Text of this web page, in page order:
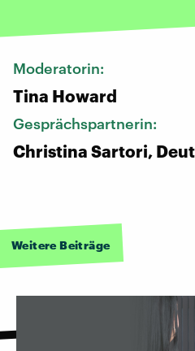
Moderatorin:
Tina Howard
Gesprächspartnerin:
Christina Sartori,
Weitere Beiträge